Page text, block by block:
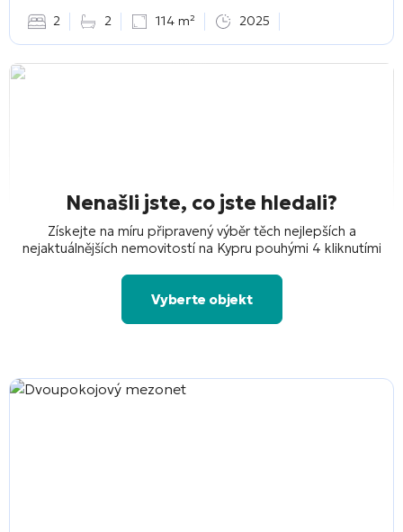
2 2 114 m² 2025
Nenašli jste, co jste hledali?
Získejte na míru připravený výběr těch nejlepších a
nejaktuálnějších nemovitostí na Kypru pouhými 4 kliknutími
Vyberte objekt